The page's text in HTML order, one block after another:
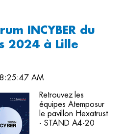
INCYBER du
2024 à Lille
8:25:47 AM
Retrouvez les
équipes Atemposur
le pavillon Hexatrust
- STAND A4-20